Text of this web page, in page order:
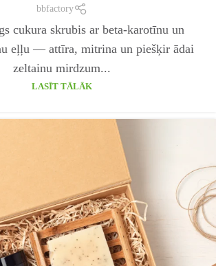
bbfactory
cukura skrubis ar beta-karotīnu un
eļļu — attīra, mitrina un piešķir ādai
zeltainu mirdzum...
LASĪT TĀLĀK